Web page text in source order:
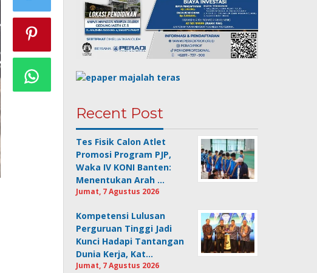
Recent Post
Tes Fisik Calon Atlet
Promosi Program PJP,
Waka IV KONI Banten:
Menentukan Arah …
Jumat, 7 Agustus 2026
Kompetensi Lulusan
Perguruan Tinggi Jadi
Kunci Hadapi Tantangan
Dunia Kerja, Kat…
Jumat, 7 Agustus 2026